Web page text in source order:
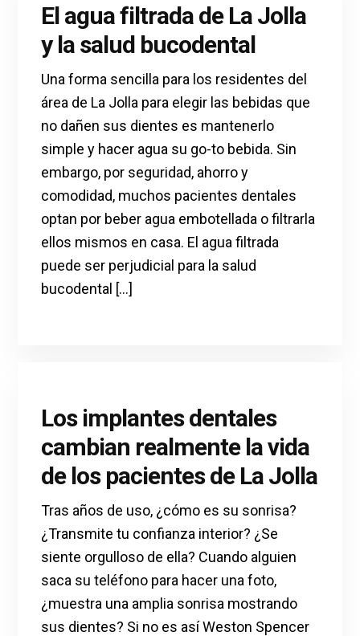
El agua filtrada de La Jolla
y la salud bucodental
Una forma sencilla para los residentes del
área de La Jolla para elegir las bebidas que
no dañen sus dientes es mantenerlo
simple y hacer agua su go-to bebida. Sin
embargo, por seguridad, ahorro y
comodidad, muchos pacientes dentales
optan por beber agua embotellada o filtrarla
ellos mismos en casa. El agua filtrada
puede ser perjudicial para la salud
bucodental [...]
Los implantes dentales
cambian realmente la vida
de los pacientes de La Jolla
Tras años de uso, ¿cómo es su sonrisa?
¿Transmite tu confianza interior? ¿Se
siente orgulloso de ella? Cuando alguien
saca su teléfono para hacer una foto,
¿muestra una amplia sonrisa mostrando
sus dientes? Si no es así Weston Spencer